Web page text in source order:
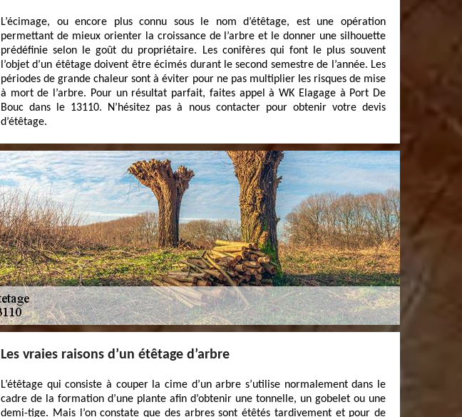
L’écimage, ou encore plus connu sous le nom d’étêtage, est une opération
permettant de mieux orienter la croissance de l’arbre et le donner une silhouette
prédéfinie selon le goût du propriétaire. Les conifères qui font le plus souvent
l’objet d’un étêtage doivent être écimés durant le second semestre de l’année. Les
périodes de grande chaleur sont à éviter pour ne pas multiplier les risques de mise
à mort de l’arbre. Pour un résultat parfait, faites appel à WK Elagage à Port De
Bouc dans le 13110. N’hésitez pas à nous contacter pour obtenir votre devis
d’étêtage.
Les vraies raisons d’un étêtage d’arbre
L’étêtage qui consiste à couper la cime d’un arbre s’utilise normalement dans le
cadre de la formation d’une plante afin d’obtenir une tonnelle, un gobelet ou une
demi-tige. Mais l’on constate que des arbres sont étêtés tardivement et pour de